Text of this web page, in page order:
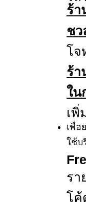
ร้า
ชว
โจ
ร้า
ใน
เพิ่
เพื่
ใช้บ
รา
โค้